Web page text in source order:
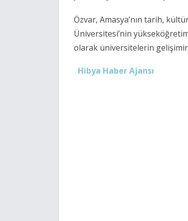
Özvar, Amasya’nın tarih,
Üniversitesi’nin
olarak üniversitelerin
Hibya Haber Ajansı